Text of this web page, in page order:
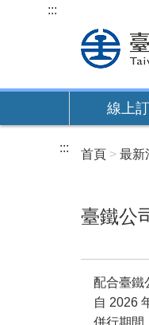
內
:::
線上
::: 首頁 最新
臺鐵公
配合臺鐵
自 2026